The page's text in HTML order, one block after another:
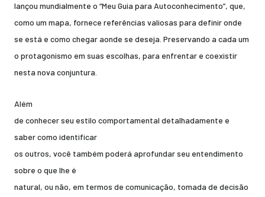
lançou mundialmente o “Meu Guia para Autoconhecimento”, que,
como um mapa, fornece referências valiosas para definir onde
se está e como chegar aonde se deseja. Preservando a cada um
o protagonismo em suas escolhas, para enfrentar e coexistir
nesta nova conjuntura.
Além
de conhecer seu estilo comportamental detalhadamente e
saber como identificar
os outros, você também poderá aprofundar seu entendimento
sobre o que lhe é
natural, ou não, em termos de comunicação, tomada de decisão